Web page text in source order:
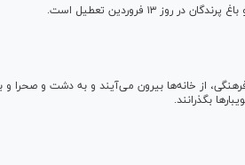
فروردین تعطیل است.
از خانه‌ها بیرون می‌آیند و به دشت و صحرا و
بگذرانند.